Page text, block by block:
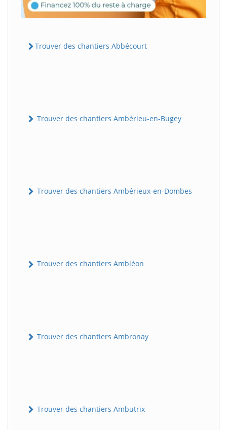
Trouver des chantiers Abbécourt
Trouver des chantiers Ambérieu-en-Bugey
Trouver des chantiers Ambérieux-en-Dombes
Trouver des chantiers Ambléon
Trouver des chantiers Ambronay
Trouver des chantiers Ambutrix